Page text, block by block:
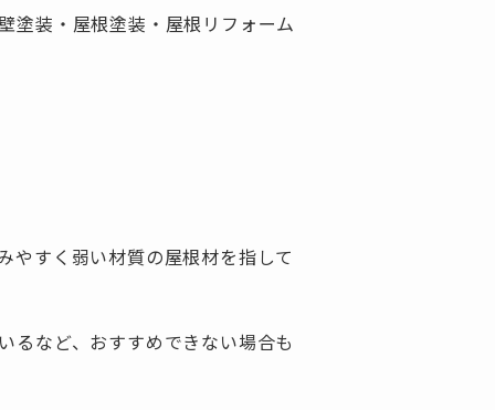
塗装・屋根塗装・屋根リフォーム
やすく弱い材質の屋根材を指して
るなど、おすすめできない場合も